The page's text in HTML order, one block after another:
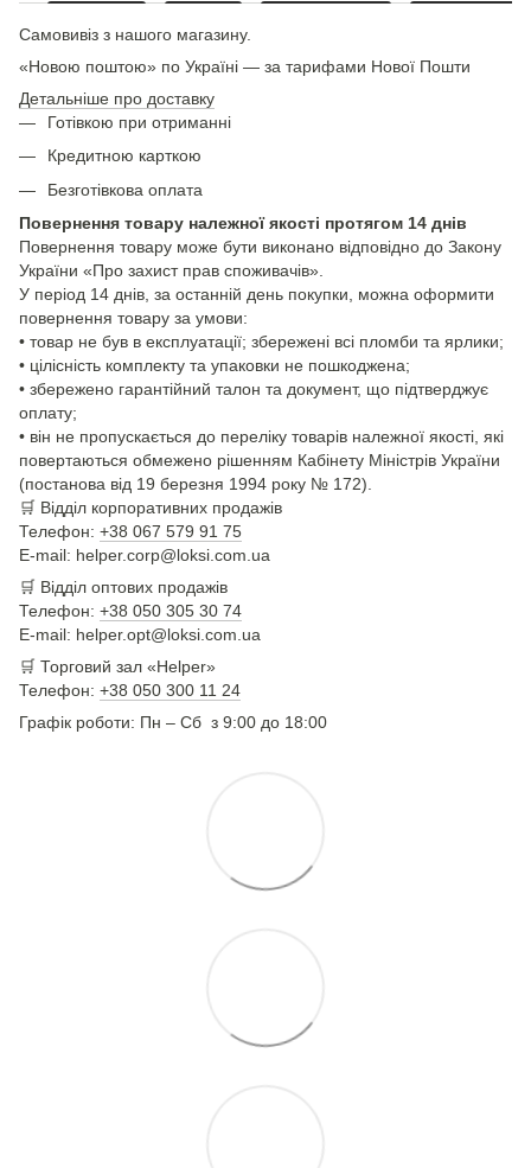
Самовивіз з нашого магазину.
«Новою поштою» по Україні — за тарифами Нової Пошти
Детальніше про доставку
Готівкою при отриманні
Кредитною карткою
Безготівкова оплата
Повернення товару належної якості протягом 14 днів
Повернення товару може бути виконано відповідно до Закону
України «Про захист прав споживачів».
У період 14 днів, за останній день покупки, можна оформити
повернення товару за умови:
• товар не був в експлуатації; збережені всі пломби та ярлики;
• цілісність комплекту та упаковки не пошкоджена;
• збережено гарантійний талон та документ, що підтверджує
оплату;
• він не пропускається до переліку товарів належної якості, які
повертаються обмежено рішенням Кабінету Міністрів України
(постанова від 19 березня 1994 року № 172).
🛒 Відділ корпоративних продажів
Телефон: +38 067 579 91 75
E-mail: helper.corp@loksi.com.ua
🛒 Відділ оптових продажів
Телефон: +38 050 305 30 74
E-mail: helper.opt@loksi.com.ua
🛒 Торговий зал «Helper»
Телефон: +38 050 300 11 24
Графік роботи: Пн – Сб з 9:00 до 18:00